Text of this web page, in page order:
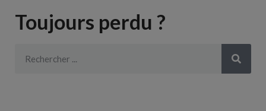
Toujours perdu ?